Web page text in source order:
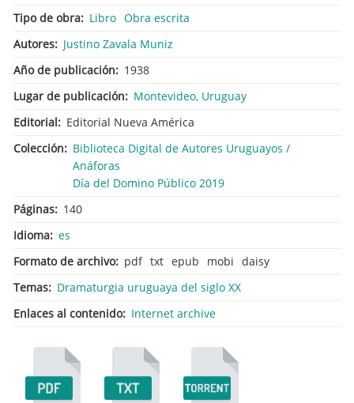
Tipo de obra
Libro Obra escrita
Autores
Justino Zavala Muniz
Año de publicación
1938
Lugar de publicación
Montevideo, Uruguay
Editorial
Editorial Nueva América
Colección
Biblioteca Digital de Autores Uruguayos /
Anáforas
Día del Domino Público 2019
Páginas
140
Idioma es
Formato de archivo
pdf txt epub mobi daisy
Temas
Dramaturgia uruguaya del siglo XX
Enlaces al contenido
Internet archive